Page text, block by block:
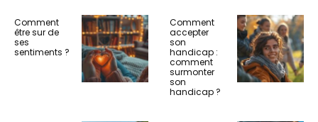
Comment
être sur de
ses
sentiments ?
Comment
accepter
son
handicap :
comment
surmonter
son
handicap ?